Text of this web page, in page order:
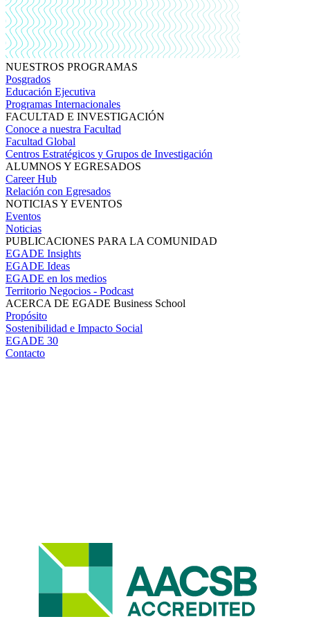
NUESTROS PROGRAMAS
Posgrados
Educación Ejecutiva
Programas Internacionales
FACULTAD E INVESTIGACIÓN
Conoce a nuestra Facultad
Facultad Global
Centros Estratégicos y Grupos de Investigación
ALUMNOS Y EGRESADOS
Career Hub
Relación con Egresados
NOTICIAS Y EVENTOS
Eventos
Noticias
PUBLICACIONES PARA LA COMUNIDAD
EGADE Insights
EGADE Ideas
EGADE en los medios
Territorio Negocios - Podcast
ACERCA DE EGADE Business School
Propósito
Sostenibilidad e Impacto Social
EGADE 30
Contacto